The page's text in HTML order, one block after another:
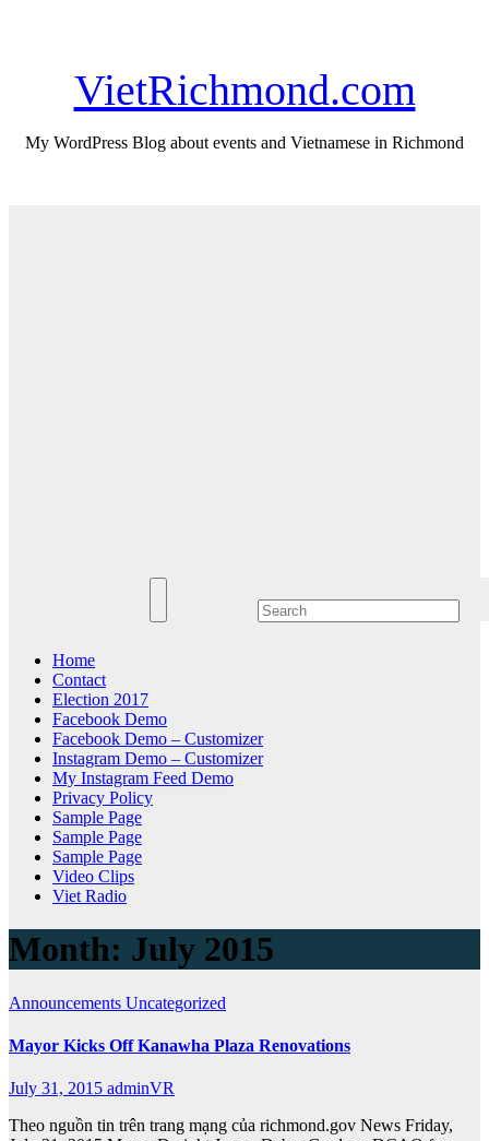
VietRichmond.com
My WordPress Blog about events and Vietnamese in Richmond
Home
Contact
Election 2017
Facebook Demo
Facebook Demo – Customizer
Instagram Demo – Customizer
My Instagram Feed Demo
Privacy Policy
Sample Page
Sample Page
Sample Page
Video Clips
Viet Radio
Month: July 2015
Announcements Uncategorized
Mayor Kicks Off Kanawha Plaza Renovations
July 31, 2015 adminVR
Theo nguồn tin trên trang mạng của richmond.gov News Friday,